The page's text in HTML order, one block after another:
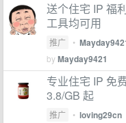
送个住宅 IP 福
工具均可用
推广 •
byMayday9421
专业住宅 IP 免
3.8/GB 起
推广 • loving29cn